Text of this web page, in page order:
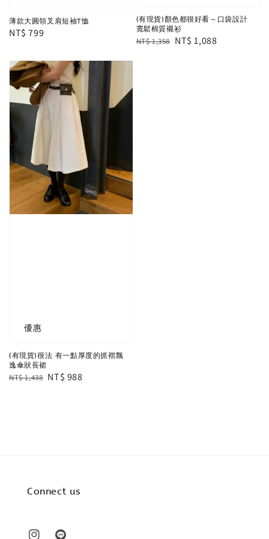
薄款大圓領叉肩短袖T恤
Regular
NT$ 799
(有現貨)顏色都很好看～口袋設計
寬鬆棉質襯衫
Regular
NT$ 1,358 Sale
NT$ 1,088
優惠
(有現貨)很法 有一點厚度的抓褶飄
逸傘狀長裙
Regular
NT$ 1,438 Sale
NT$ 988
Connect us